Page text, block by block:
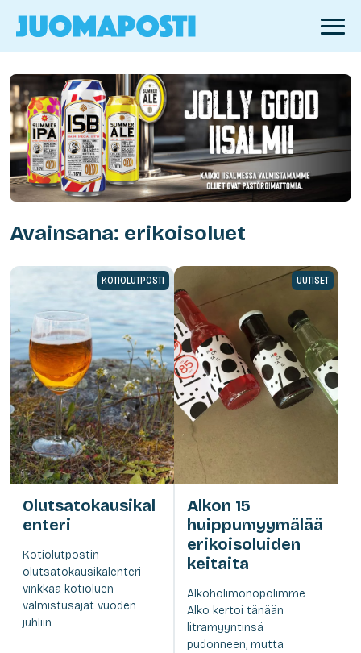
Avainsana: erikoisoluet
KOTIOLUTPOSTI
Olutsatokausikal
enteri
Kotiolutpostin
olutsatokausikalenteri
vinkkaa kotioluen
valmistusajat vuoden
juhliin.
UUTISET
Alkon 15
huippumyymälää
erikoisoluiden
keitaita
Alkoholimonopolimme
Alko kertoi tänään
litramyyntinsä
pudonneen, mutta